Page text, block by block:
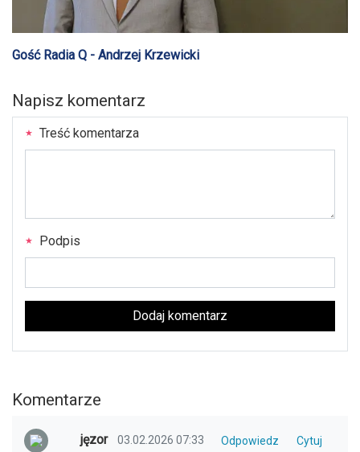
Gość Radia Q - Andrzej Krzewicki
Napisz komentarz
Treść komentarza
Podpis
Dodaj komentarz
Komentarze
jęzor 03.02.2026 07:33 Odpowiedz
Cytuj